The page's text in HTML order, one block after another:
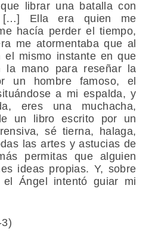
librar una batalla con
[…] Ella era quien me
hacía perder el tiempo,
me atormentaba que al
mismo instante en que
la mano para reseñar la
un hombre famoso, el
a mi espalda, y
eres una muchacha,
un libro escrito por un
sé tierna, halaga,
las artes y astucias de
permitas que alguien
ideas propias. Y, sobre
Ángel intentó guiar mi